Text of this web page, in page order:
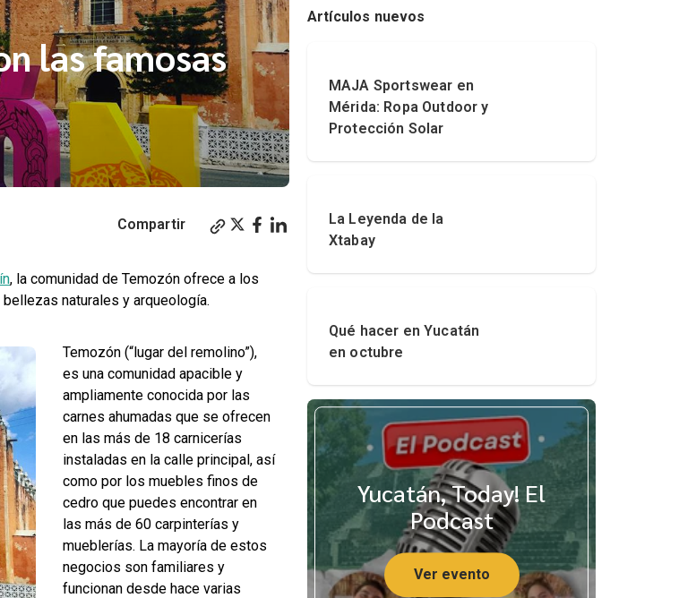
las famosas
Compartir
, la comunidad de Temozón ofrece a los
naturales y arqueología.
Temozón (“lugar del remolino”),
es una comunidad apacible y
ampliamente conocida por las
carnes ahumadas que se ofrecen
en las más de 18 carnicerías
instaladas en la calle principal, así
como por los muebles finos de
cedro que puedes encontrar en
las más de 60 carpinterías y
mueblerías. La mayoría de estos
negocios son familiares y
funcionan desde hace varias
Artículos nuevos
MAJA Sportswear en
Mérida: Ropa Outdoor y
Protección Solar
La Leyenda de la
Xtabay
Qué hacer en Yucatán
en octubre
Yucatán, Today! El
Podcast
Ver evento